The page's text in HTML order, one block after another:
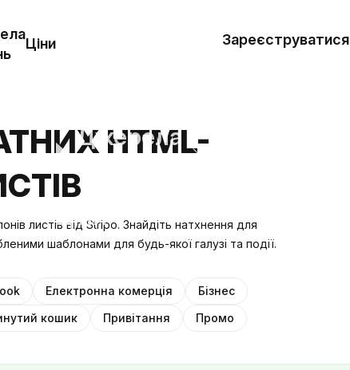
Ціни
Джерела
Ціни
Зареєструватися
HTML-
листів від Stripo. Знайдіть натхнення для
шаблонами для будь-якої галузі та події.
Електронна комерція
Бізнес
кошик Привітання Промо